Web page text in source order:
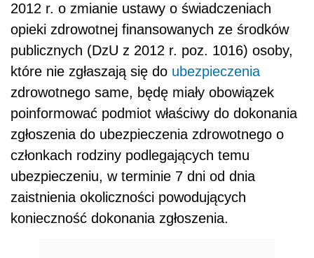
2012 r. o zmianie ustawy o świadczeniach
opieki zdrowotnej finansowanych ze środków
publicznych (DzU z 2012 r. poz. 1016) osoby,
które nie zgłaszają się do ubezpieczenia
zdrowotnego same, będę miały obowiązek
poinformować podmiot właściwy do dokonania
zgłoszenia do ubezpieczenia zdrowotnego o
członkach rodziny podlegających temu
ubezpieczeniu, w terminie 7 dni od dnia
zaistnienia okoliczności powodujących
konieczność dokonania zgłoszenia.